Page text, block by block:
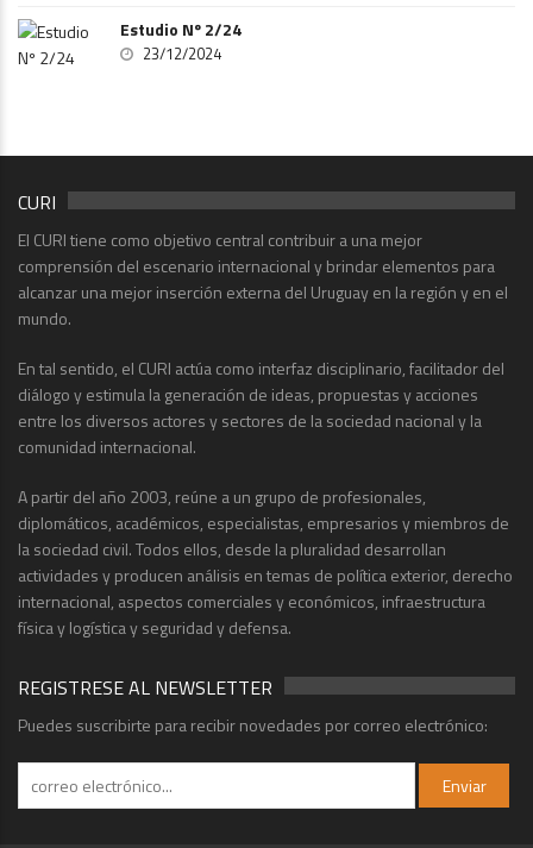
Estudio Nº 2/24
23/12/2024
CURI
El CURI tiene como objetivo central contribuir a una mejor
comprensión del escenario internacional y brindar elementos para
alcanzar una mejor inserción externa del Uruguay en la región y en el
mundo.
En tal sentido, el CURI actúa como interfaz disciplinario, facilitador del
diálogo y estimula la generación de ideas, propuestas y acciones
entre los diversos actores y sectores de la sociedad nacional y la
comunidad internacional.
A partir del año 2003, reúne a un grupo de profesionales,
diplomáticos, académicos, especialistas, empresarios y miembros de
la sociedad civil. Todos ellos, desde la pluralidad desarrollan
actividades y producen análisis en temas de política exterior, derecho
internacional, aspectos comerciales y económicos, infraestructura
física y logística y seguridad y defensa.
REGISTRESE AL NEWSLETTER
Puedes suscribirte para recibir novedades por correo electrónico: